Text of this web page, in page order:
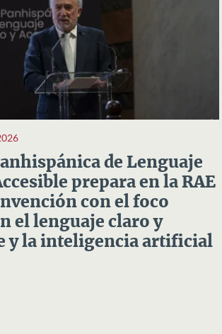
de Lenguaje
prepara en la RAE
con el foco
el lenguaje claro y
y la inteligencia artificial